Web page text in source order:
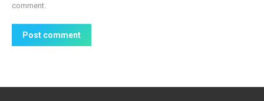
comment.
Post comment